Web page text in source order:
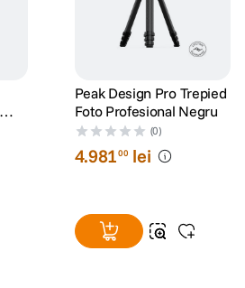
Peak Design Pro Trepied
Foto Profesional Negru
(0)
4.98100 lei